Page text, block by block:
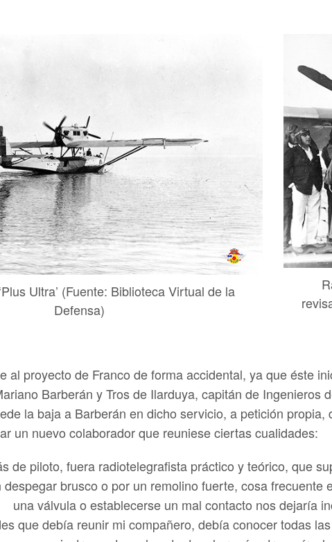
Ultra’ (Fuente: Biblioteca Virtual de la
Defensa)
al proyecto de Franco de forma accidental, ya que éste
Barberán y Tros de Ilarduya, capitán de
la baja a Barberán en dicho servicio, a petición
un nuevo colaborador que reuniese ciertas cualidades:
de piloto, fuera radiotelegrafista práctico y teórico, que
despegar brusco o por un remolino fuerte, cosa
una válvula o establecerse un mal contacto nos dejaría
que debía reunir mi compañero, debía conocer todas